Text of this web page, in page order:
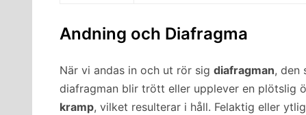
Andning och Diafragma
När vi andas in och ut rör sig diafragman, den
diafragman blir trött eller upplever en plötslig
kramp, vilket resulterar i håll. Felaktig eller